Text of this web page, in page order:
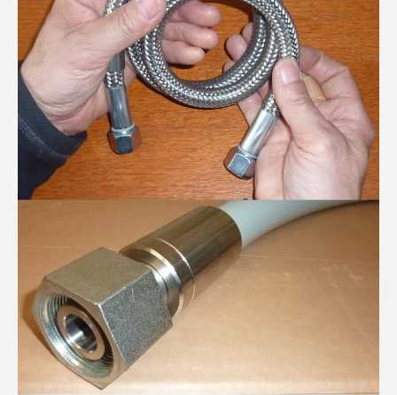
Höchsdruck-Schlauchleitung